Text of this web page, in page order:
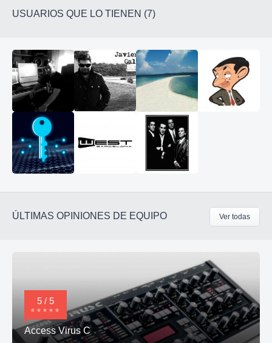
USUARIOS QUE LO TIENEN (7)
ÚLTIMAS OPINIONES DE EQUIPO Ver todas
5 / 5
Access Virus C